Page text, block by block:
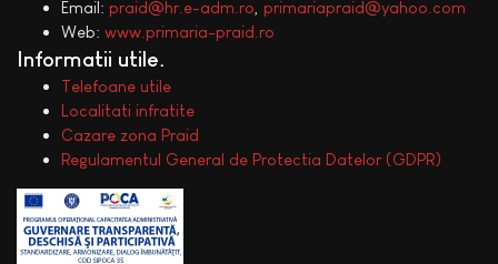
Email: praid@hr.e-adm.ro primariapraid@yahoo.com
Web: www.primaria-praid.ro
Informatii utile
Telefoane utile
Localitati infratite
Cazare zona Praid
Regulamentul General de Protectia Datelor (GDPR)